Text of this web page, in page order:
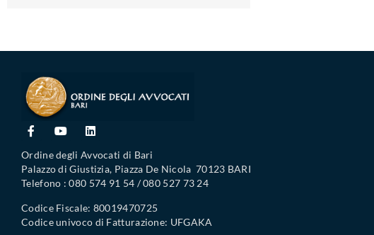
Ordine degli Avvocati di Bari
Palazzo di Giustizia, Piazza De Nicola 70123 BARI
Telefono : 080 574 91 54 / 080 527 73 24
Codice Fiscale: 80019470725
Codice univoco di Fatturazione: UFGAKA